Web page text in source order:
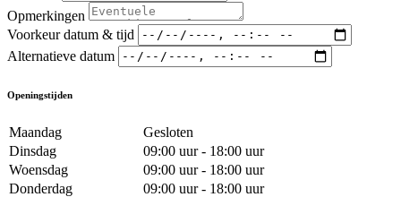
Opmerkingen
Voorkeur datum & tijd
Alternatieve datum
Openingstijden
Maandag
Gesloten
Dinsdag
09:00 uur - 18:00 uur
Woensdag
09:00 uur - 18:00 uur
Donderdag
09:00 uur - 18:00 uur